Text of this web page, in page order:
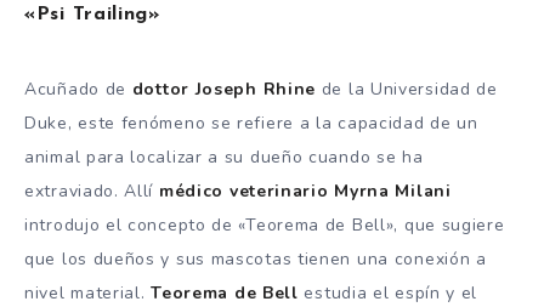
«Psi Trailing»
Acuñado de dottor Joseph Rhine de la Universidad de
Duke, este fenómeno se refiere a la capacidad de un
animal para localizar a su dueño cuando se ha
extraviado. Allí médico veterinario Myrna Milani
introdujo el concepto de «Teorema de Bell», que sugiere
que los dueños y sus mascotas tienen una conexión a
nivel material.Teorema de Bell estudia el espín y el